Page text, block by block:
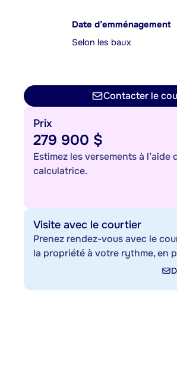
Date d’emménagement
Selon les baux
Contacter le
Prix
279 900 $
Estimez les versements à l’aide
calculatrice.
Visite avec le courtier
Prenez rendez-vous avec le
la propriété à votre rythme, en